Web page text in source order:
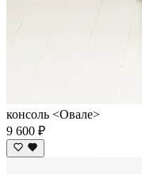
консоль <Овале>
9 600 ₽